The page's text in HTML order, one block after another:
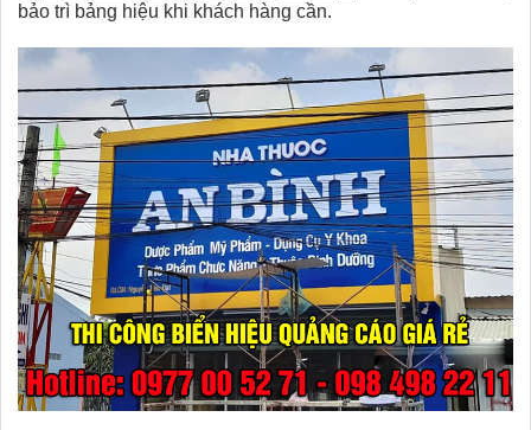
bảo trì bảng hiệu khi khách hàng cần.